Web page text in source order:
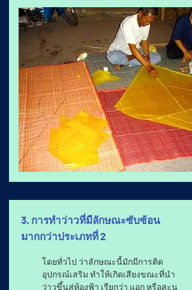
3. การทำว่าวที่มีลักษณะซับซ้อน
มากกว่าประเภทที่ 2
โดยทั่วไป ว่าลักษณะนี้มักมีการติด
อุปกรณ์เสริม ทำให้เกิดเสียงขณะที่นำ
ว่าวขึ้นสู่ท้องฟ้า เรียกว่า แอก หรือสะนู